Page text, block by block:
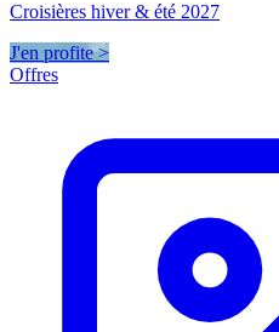
Croisières hiver & été 2027
J'en profite >
Offres